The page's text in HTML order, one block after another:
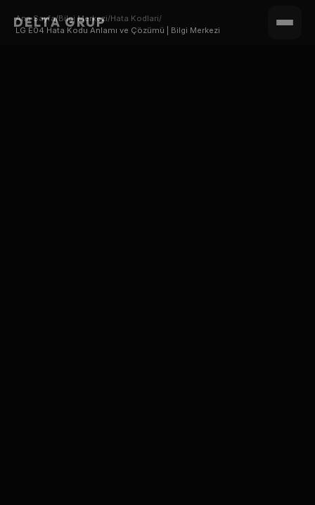
DELTA GRUP
Ana Sayfa/Bilgi Merkezi/Hata Kodlari/
LG E04 Hata Kodu Anlamı ve Çözümü | Bilgi Merkezi